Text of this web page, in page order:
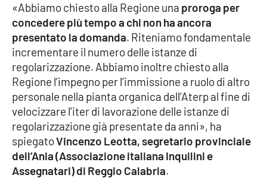
«Abbiamo chiesto alla Regione una proroga per
concedere più tempo a chi non ha ancora
presentato la domanda. Riteniamo fondamentale
incrementare il numero delle istanze di
regolarizzazione. Abbiamo inoltre chiesto alla
Regione l’impegno per l’immissione a ruolo di altro
personale nella pianta organica dell’Aterp al fine di
velocizzare l’iter di lavorazione delle istanze di
regolarizzazione già presentate da anni», ha
spiegatoVincenzo Leotta, segretario provinciale
dell’Ania (Associazione italiana Inquilini e
Assegnatari) di Reggio Calabria.